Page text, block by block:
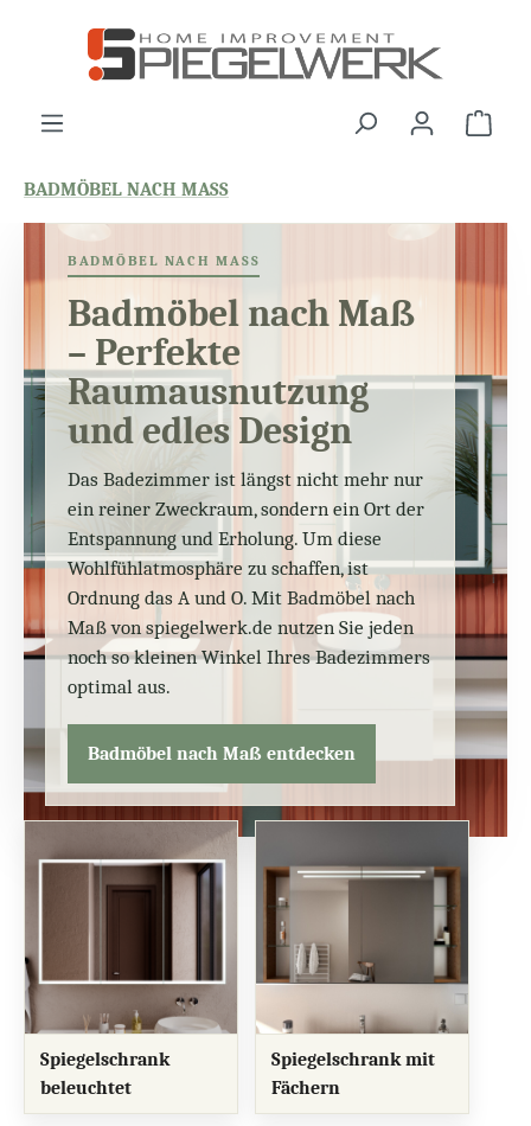
springen
BADMÖBEL NACH MASS
BADMÖBEL NACH MASS
Badmöbel nach Maß
– Perfekte
Raumausnutzung
und edles Design
Das Badezimmer ist längst nicht mehr nur
ein reiner Zweckraum, sondern ein Ort der
Entspannung und Erholung. Um diese
Wohlfühlatmosphäre zu schaffen, ist
Ordnung das A und O. Mit Badmöbel nach
Maß von spiegelwerk.de nutzen Sie jeden
noch so kleinen Winkel Ihres Badezimmers
optimal aus.
Badmöbel nach Maß entdecken
Spiegelschrank
beleuchtet
Spiegelschrank mit
Fächern